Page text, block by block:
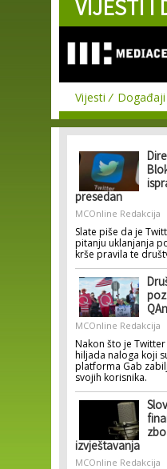
Skip to
main
VIJESTI I
Vijesti Događaji
presedan
MCOnline Redakcija
Slate piše da je
pitanju uklanjanja
krše pravila te
MCOnline Redakcija
Nakon što je
hiljada naloga koji
platforma Gab
svojih korisnika.
izvještavanja
MCOnline Redakcija